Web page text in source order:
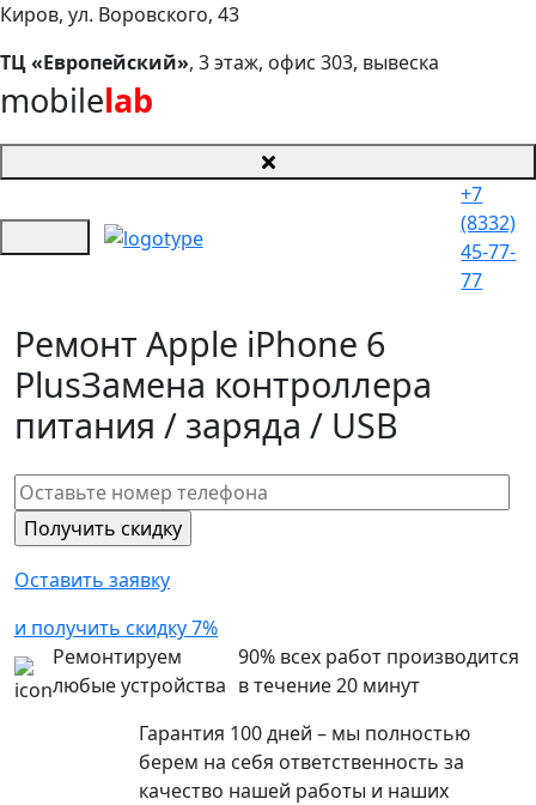
Киров, ул. Воровского, 43
ТЦ «Европейский», 3 этаж, офис 303, вывеска
mobilelab
+7
(8332)
45-77-
77
Ремонт Apple iPhone 6
PlusЗамена контроллера
питания / заряда / USB
Оставить заявку
и получить скидку 7%
Ремонтируем
любые устройства
90% всех работ производится
в течение 20 минут
Гарантия 100 дней – мы полностью
берем на себя ответственность за
качество нашей работы и наших